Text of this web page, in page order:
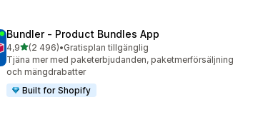
Bundler ‑ Product Bundles App
4,9av 5 stjärnor
(2 496)
2496 recensioner totalt
•Gratisplan tillgänglig
Tjäna mer med paketerbjudanden, paketmerförsäljning
och mängdrabatter
Built for Shopify